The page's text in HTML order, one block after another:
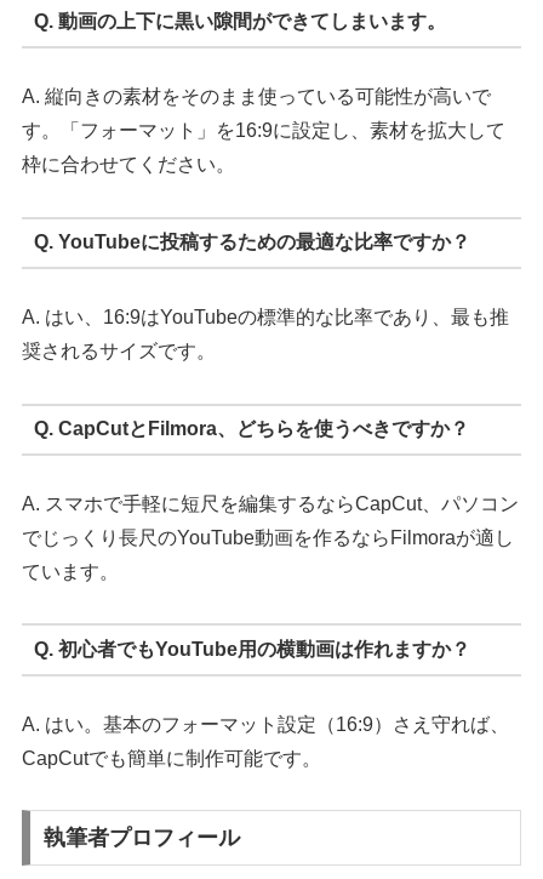
Q. 動画の上下に黒い隙間ができてしまいます。
A. 縦向きの素材をそのまま使っている可能性が高いで
す。「フォーマット」を16:9に設定し、素材を拡大して
枠に合わせてください。
Q. YouTubeに投稿するための最適な比率ですか？
A. はい、16:9はYouTubeの標準的な比率であり、最も推
奨されるサイズです。
Q. CapCutとFilmora、どちらを使うべきですか？
A. スマホで手軽に短尺を編集するならCapCut、パソコン
でじっくり長尺のYouTube動画を作るならFilmoraが適し
ています。
Q. 初心者でもYouTube用の横動画は作れますか？
A. はい。基本のフォーマット設定（16:9）さえ守れば、
CapCutでも簡単に制作可能です。
執筆者プロフィール